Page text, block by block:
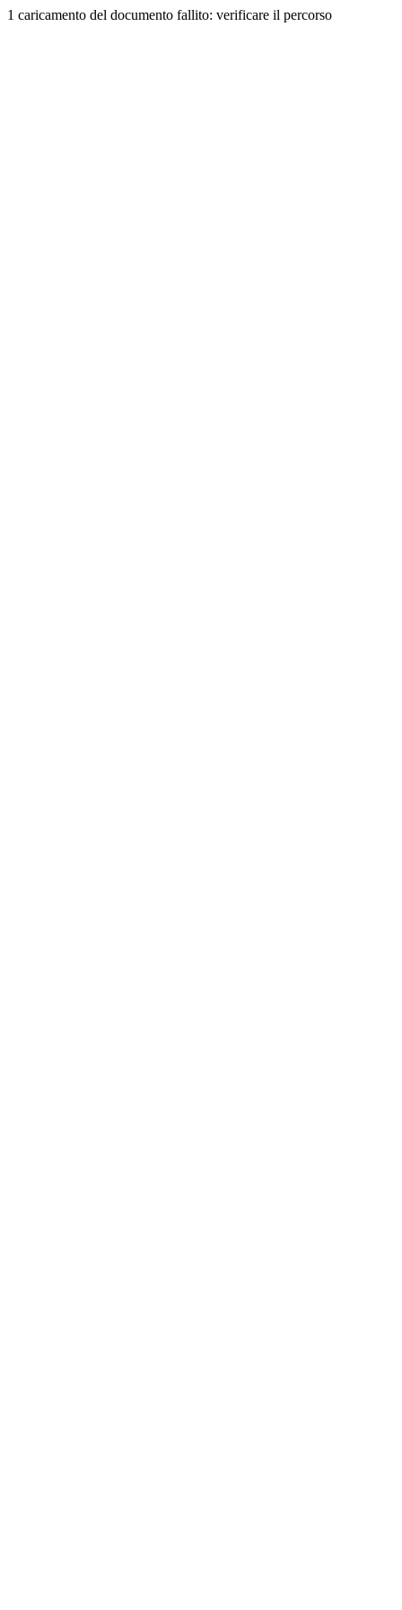
1 caricamento del documento fallito: verificare il percorso